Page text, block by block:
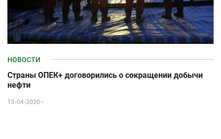
НОВОСТИ
Страны ОПЕК+ договорились о сокращении добычи
нефти
13-04-2020–